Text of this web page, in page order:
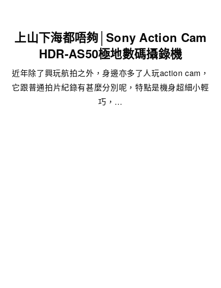
上山下海都唔夠│Sony Action Cam
HDR-AS50極地數碼攝錄機
近年除了興玩航拍之外，身邊亦多了人玩action cam，
它跟普通拍片紀錄有甚麼分別呢，特點是機身超細小輕
巧，…